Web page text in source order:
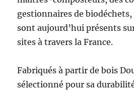
gestionnaires de
sont aujourd’hui présents
sites à travers la France.
Fabriqués à partir de bois
sélectionné pour sa